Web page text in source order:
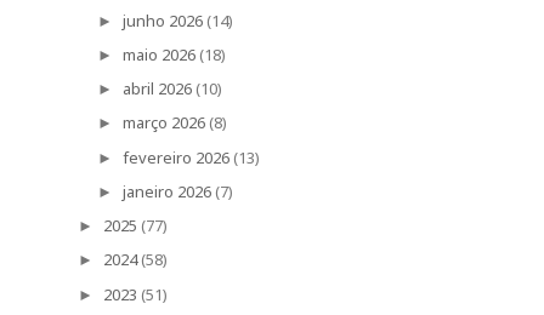
► junho 2026 (14)
► maio 2026 (18)
► abril 2026 (10)
► março 2026 (8)
► fevereiro 2026 (13)
► janeiro 2026 (7)
► 2025 (77)
► 2024 (58)
► 2023 (51)